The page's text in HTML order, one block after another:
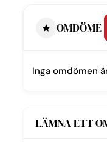
OMDÖME
Inga omdömen
LÄMNA ETT